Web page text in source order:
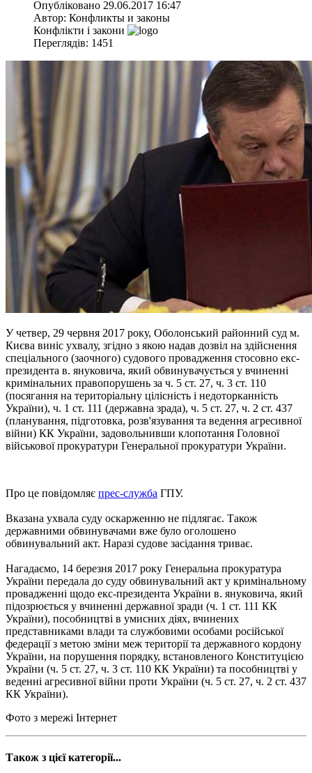
Опубліковано 29.06.2017 16:47
Автор: Конфликты и законы
Конфлікти і закони
Переглядів: 1451
У четвер, 29 червня 2017 року, Оболонський районний суд м.
Києва виніс ухвалу, згідно з якою надав дозвіл на здійснення
спеціального (заочного) судового провадження стосовно екс-
президента в. януковича, який обвинувачується у вчиненні
кримінальних правопорушень за ч. 5 ст. 27, ч. 3 ст. 110
(посягання на територіальну цілісність і недоторканність
України), ч. 1 ст. 111 (державна зрада), ч. 5 ст. 27, ч. 2 ст. 437
(планування, підготовка, розв'язування та ведення агресивної
війни) КК України, задовольнивши клопотання Головної
військової прокуратури Генеральної прокуратури України.
Про це повідомляє прес-служба ГПУ.
Вказана ухвала суду оскарженню не підлягає. Також
державними обвинувачами вже було оголошено
обвинувальний акт. Наразі судове засідання триває.
Нагадаємо, 14 березня 2017 року Генеральна прокуратура
України передала до суду обвинувальний акт у кримінальному
провадженні щодо екс-президента України в. януковича, який
підозрюється у вчиненні державної зради (ч. 1 ст. 111 КК
України), пособництві в умисних діях, вчинених
представниками влади та службовими особами російської
федерації з метою зміни меж території та державного кордону
України, на порушення порядку, встановленого Конституцією
України (ч. 5 ст. 27, ч. 3 ст. 110 КК України) та пособництві у
веденні агресивної війни проти України (ч. 5 ст. 27, ч. 2 ст. 437
КК України).
Фото з мережі Інтернет
Також з цієї категорії...